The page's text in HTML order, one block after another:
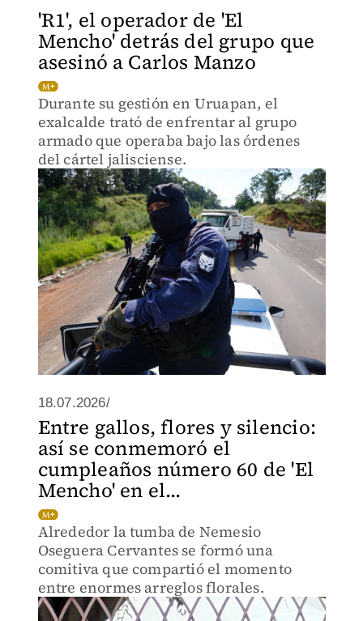
'R1', el operador de 'El
Mencho' detrás del grupo que
asesinó a Carlos Manzo
Durante su gestión en Uruapan, el
exalcalde trató de enfrentar al grupo
armado que operaba bajo las órdenes
del cártel jalisciense.
18.07.2026/
Entre gallos, flores y silencio:
así se conmemoró el
cumpleaños número 60 de 'El
Mencho' en el...
Alrededor la tumba de Nemesio
Oseguera Cervantes se formó una
comitiva que compartió el momento
entre enormes arreglos florales.